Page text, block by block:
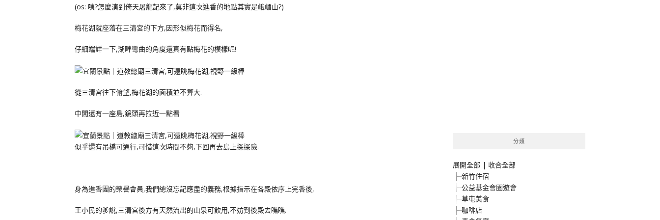
(os: 咦?怎麼演到倚天屠龍記來了,莫非這次進香的地點其實是峨嵋山?)
梅花湖就座落在三清宮的下方,因形似梅花而得名,
仔細端詳一下,湖畔彎曲的角度還真有點梅花的模樣呢!
從三清宮往下俯望,梅花湖的面積並不算大.
中間還有一座島,鏡頭再拉近一點看
似乎還有吊橋可通行,可惜這次時間不夠,下回再去島上探探險.
身為進香團的榮譽會員,我們總沒忘記應盡的義務,根據指示在各殿依序上完香後,
王小民的爹說,三清宮後方有天然流出的山泉可飲用,不妨到後殿去瞧瞧.
分類
展開全部 | 收合全部
新竹住宿
公益基金會園遊會
草屯美食
咖啡店